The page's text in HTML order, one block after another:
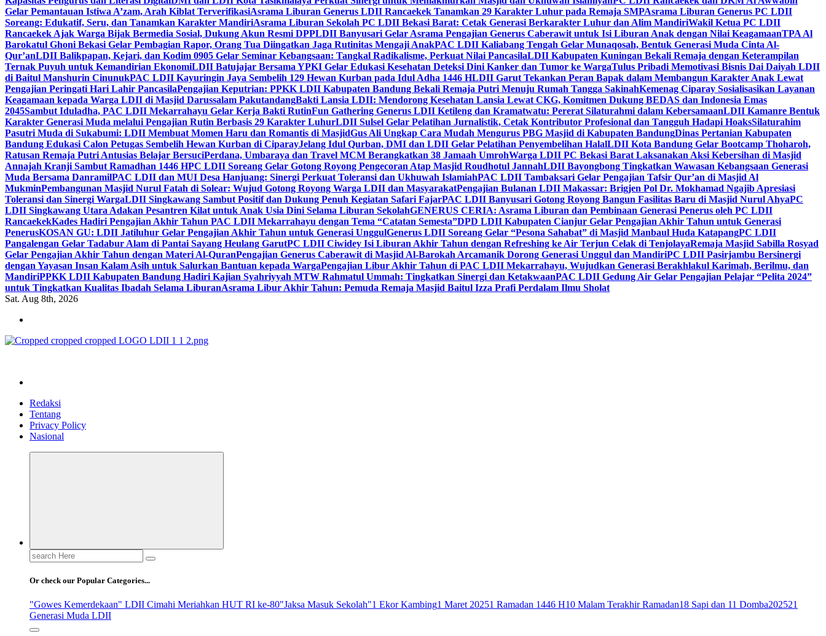
Gelar Pemantauan Istiwa A’zam, Arah Kiblat TerverifikasiAsrama Liburan Generus LDII Rancaekek Tanamkan 29 Karakter Luhur pada Remaja SMPAsrama Liburan Generus PC LDII
Soreang: Edukatif, Seru, dan Tanamkan Karakter MandiriAsrama Liburan Sekolah PC LDII Bekasi Barat: Cetak Generasi Berkarakter Luhur dan Alim MandiriWakil Ketua PC LDII
Rancaekek Ajak Warga Bijak Bermedia Sosial, Dukung Akun Resmi DPPLDII Banyusari Gelar Asrama Pengajian Generus Caberawit untuk Isi Liburan Anak dengan Nilai KeagamaanTPA Al
Barokatul Ghoni Bekasi Gelar Pembagian Rapor, Orang Tua Diingatkan Jaga Rutinitas Mengaji AnakPAC LDII Kaliabang Tengah Gelar Munaqosah, Bentuk Generasi Muda Cinta Al-
Qur’anLDII Balikpapan, Kejari, dan Kodim 0905 Gelar Seminar Kebangsaan: Tangkal Radikalisme, Perkuat Nilai PancasilaLDII Kabupaten Kuningan Bekali Remaja dengan Keterampilan
Ternak Puyuh untuk Kemandirian EkonomiLDII Batujajar Bersama YPKI Gelar Edukasi Kesehatan Deteksi Dini Kanker dan Tumor ke WargaTulus Pribadi Memotivasi Bisnis Dai Daiyah LDII
di Baitul Manshurin CinunukPAC LDII Kayuringin Jaya Sembelih 129 Hewan Kurban pada Idul Adha 1446 HLDII Garut Tekankan Peran Bapak dalam Membangun Karakter Anak Lewat
Pengajian Peringati Hari Lahir PancasilaPengajian Keputrian: PPKK LDII Kabupaten Bandung Bekali Remaja Putri Menuju Rumah Tangga SakinahKemenag Ciparay Sosialisasikan Layanan
Keagamaan kepada Warga LDII di Masjid Darussalam PakutandangBakti Lansia LDII: Mendorong Kesehatan Lansia Lewat CKG, Komitmen Dukung BEDAS dan Indonesia Emas
2045Sambut Iduladha, PAC LDII Mekarrahayu Gelar Kerja Bakti RutinFun Gathering Generus LDII Ketileng dan Kramatwatu: Pererat Silaturahmi dalam KebersamaanLDII Kamanre Bentuk
Karakter Generasi Muda melalui Pengajian Rutin Berbasis 29 Karakter LuhurLDII Sulsel Gelar Pelatihan Jurnalistik, Cetak Kontributor Profesional dan Tangguh Hadapi HoaksSilaturahim
Pasutri Muda di Sukabumi: LDII Membuat Momen Haru dan Romantis di MasjidGus Ali Ungkap Cara Mudah Mengurus PBG Masjid di Kabupaten BandungDinas Pertanian Kabupaten
Bandung Edukasi Calon Petugas Sembelih Hewan Kurban di CiparayJelang Idul Qurban, DMI dan LDII Gelar Pelatihan Penyembelihan HalalLDII Kota Bandung Gelar Bootcamp Thoharoh,
Ratusan Remaja Putri Antusias Belajar BersuciPerdana, Umbaraya dan Travel MCM Berangkatkan 38 Jamaah UmrohWarga LDII PC Bekasi Barat Laksanakan Aksi Kebersihan di Masjid
Annajah Kranji Sambut Ramadhan 1446 HPC LDII Soreang Gelar Gotong Royong Pengecoran Atap Masjid Roudhotul JannahLDII Bayongbong Tingkatkan Wawasan Kebangsaan Generasi
Muda Bersama DanramilPAC LDII dan MUI Desa Hanjuang: Sinergi Perkuat Toleransi dan Ukhuwah IslamiahPAC LDII Tambaksari Gelar Pengajian Tafsir Qur’an di Masjid Al
MukminPembangunan Masjid Nurul Fatah di Solear: Wujud Gotong Royong Warga LDII dan MasyarakatPengajian Bulanan LDII Makassar: Brigjen Pol Dr. Mokhamad Ngajib Apresiasi
Toleransi dan Sinergi WargaLDII Singkawang Sambut Positif dan Dukung Penuh Kegiatan Safari FajarPAC LDII Banyusari Gotong Royong Bangun Fasilitas Baru di Masjid Nurul AhyaPC
LDII Singkawang Utara Adakan Pesantren Kilat untuk Anak Usia Dini Selama Liburan SekolahGENERUS CERIA: Asrama Liburan dan Pembinaan Generasi Penerus oleh PC LDII
RancaekekKades Hadiri Pengajian Akhir Tahun PAC LDII Mekarrahayu dengan Tema “Catatan Semesta”DPD LDII Kabupaten Cianjur Gelar Pengajian Akhir Tahun untuk Generasi
PenerusKOSAN GU: LDII Jatiluhur Gelar Pengajian Akhir Tahun untuk Generasi UnggulGenerus LDII Soreang Gelar “Pesona Sahabat” di Masjid Manbaul Huda KatapangPC LDII
Pangalengan Gelar Tadabur Alam di Pantai Sayang Heulang GarutPC LDII Ciwidey Isi Liburan Akhir Tahun dengan Refreshing ke Air Terjun Celak di TenjolayaRemaja Masjid Sabilla Rosyad
Gelar Pengajian Akhir Tahun dengan Materi Al-QuranPengajian Generus Caberawit di Masjid Al-Barokah Arcamanik Dorong Generasi Unggul dan MandiriPC LDII Pasirjambu Bersinergi
dengan Yayasan Insan Kalam Asih untuk Salurkan Bantuan kepada WargaPengajian Libur Akhir Tahun di PAC LDII Mekarrahayu, Wujudkan Generasi Berakhlakul Karimah, Berilmu, dan
MandiriPPKK LDII Kabupaten Bandung Hadiri Kajian Syahriyyah MTW Rahmatul Ummah: Tingkatkan Sinergi dan KetakwaanPAC LDII Gedung Air Gelar Pengajian Pelajar “Pelita 2024”
untuk Tingkatkan Kualitas Ibadah Selama LiburanAsrama Libur Akhir Tahun: Pemuda Remaja Masjid Baitul Izza Prafi Perdalam Ilmu Sholat
Sat. Aug 8th, 2026
Redaksi
Tentang
Privacy Policy
Nasional
Search
for:
Or check our Popular Categories...
"Gowes Kemerdekaan" LDII Cimahi Meriahkan HUT RI ke-80"Jaksa Masuk Sekolah"1 Ekor Kambing1 Maret 20251 Ramadan 1446 H10 Malam Terakhir Ramadan18 Sapi dan 11 Domba202521
Generasi Muda LDII